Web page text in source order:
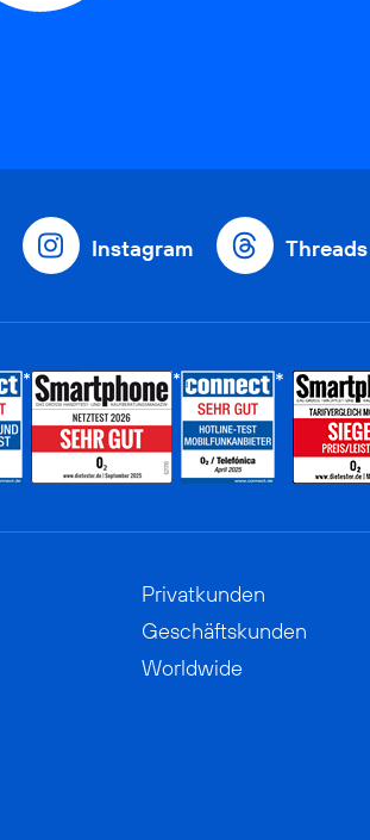
Instagram Threads
Privatkunden
Geschäftskunden
Worldwide